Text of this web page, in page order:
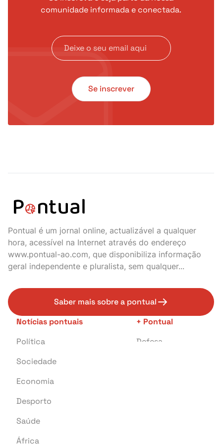
comunidade informada e conectada.
Se inscrever
Pontual é um jornal online, actualizável a qualquer
hora, acessível na Internet através do endereço
www.pontual-ao.com, que disponibiliza informação
geral independente e pluralista, sem qualquer...
Saber mais sobre a pontual
Notícias pontuais
Política
Sociedade
Economia
Desporto
Saúde
África
+ Pontual
Defesa